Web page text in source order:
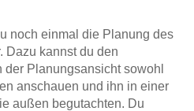
noch einmal die Planung des
Dazu kannst du den
Planungsansicht sowohl
anschauen und ihn in einer
außen begutachten. Du